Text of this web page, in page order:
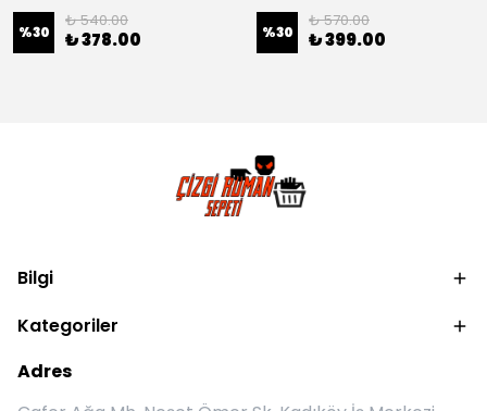
%30
₺ 540.00
₺ 378.00 %30
₺ 570.00
₺ 399.00
Bilgi
Kategoriler
Adres